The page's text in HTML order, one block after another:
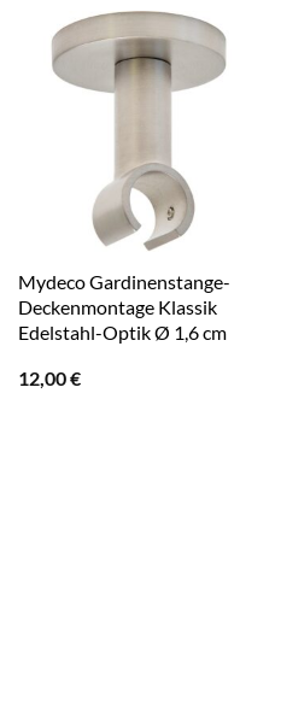
Mydeco Gardinenstange-
Deckenmontage Klassik
Edelstahl-Optik Ø 1,6 cm
12,00€